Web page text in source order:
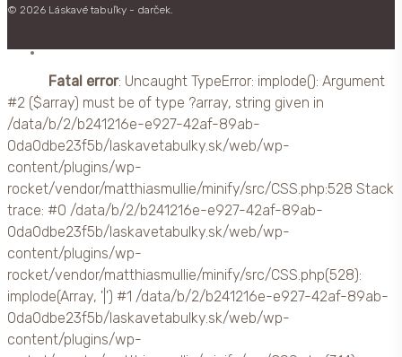
© 2026 Láskavé tabuľky - darček.
facebook
Fatal error: Uncaught TypeError: implode(): Argument
#2 ($array) must be of type ?array, string given in
/data/b/2/b241216e-e927-42af-89ab-
0da0dbe23f5b/laskavetabulky.sk/web/wp-
content/plugins/wp-
rocket/vendor/matthiasmullie/minify/src/CSS.php:528 Stack
trace: #0 /data/b/2/b241216e-e927-42af-89ab-
0da0dbe23f5b/laskavetabulky.sk/web/wp-
content/plugins/wp-
rocket/vendor/matthiasmullie/minify/src/CSS.php(528):
implode(Array, '|') #1 /data/b/2/b241216e-e927-42af-89ab-
0da0dbe23f5b/laskavetabulky.sk/web/wp-
content/plugins/wp-